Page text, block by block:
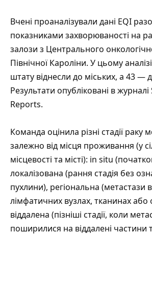
Вчені проаналізували дані EQI
показниками захворюваності на
залози з Центрального
Північної Кароліни. У цьому
штату віднесли до міських, а 43 —
Результати опубліковані в
Reports.
Команда оцінила різні стадії раку
залежно від місця проживання (у
місцевості та місті): in situ
локалізована (рання стадія без
пухлини), регіональна (метастази в
лімфатичних вузлах, тканинах або
віддалена (пізніші стадії, коли
поширилися на віддалені частини